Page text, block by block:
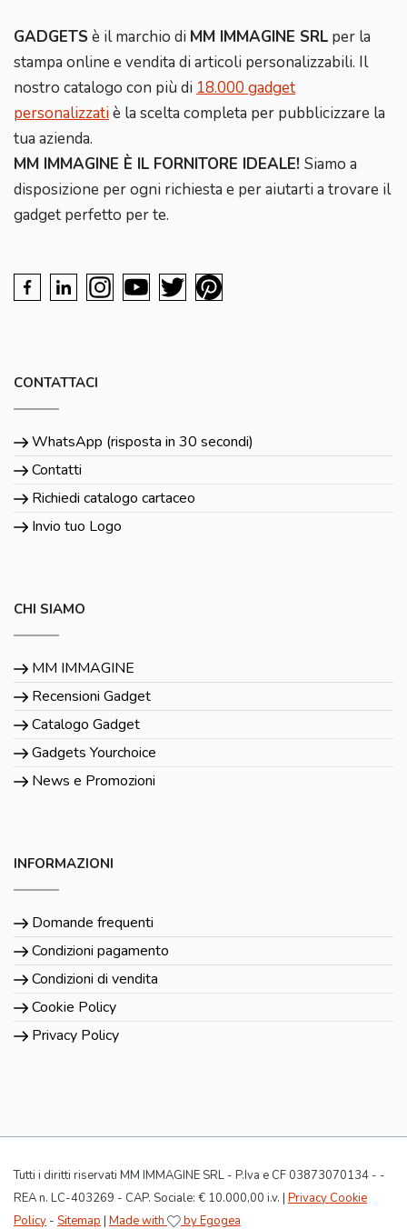
GADGETS è il marchio di MM IMMAGINE SRL per la
stampa online e vendita di articoli personalizzabili. Il
nostro catalogo con più di 18.000 gadget
personalizzatiè la scelta completa per pubblicizzare la
tua azienda.
MM IMMAGINE È IL FORNITORE IDEALE! Siamo a
disposizione per ogni richiesta e per aiutarti a trovare il
gadget perfetto per te.
CONTATTACI
WhatsApp (risposta in 30 secondi)
Contatti
Richiedi catalogo cartaceo
Invio tuo Logo
CHI SIAMO
MM IMMAGINE
Recensioni Gadget
Catalogo Gadget
Gadgets Yourchoice
News e Promozioni
INFORMAZIONI
Domande frequenti
Condizioni pagamento
Condizioni di vendita
Cookie Policy
Privacy Policy
Tutti i diritti riservati MM IMMAGINE SRL - P.Iva e CF 03873070134 - -
REA n. LC-403269 - CAP. Sociale: € 10.000,00 i.v. | Privacy Cookie
Policy - Sitemap | Made with by Egogea